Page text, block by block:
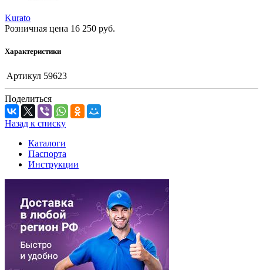
Kurato
Розничная цена 16 250 руб.
Характеристики
Артикул 59623
Поделиться
Назад к списку
Каталоги
Паспорта
Инструкции